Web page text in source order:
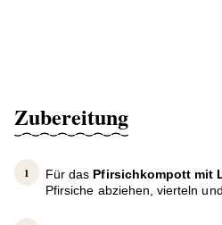
Zubereitung
Für das Pfirsichkompott mit
Pfirsiche abziehen, vierteln